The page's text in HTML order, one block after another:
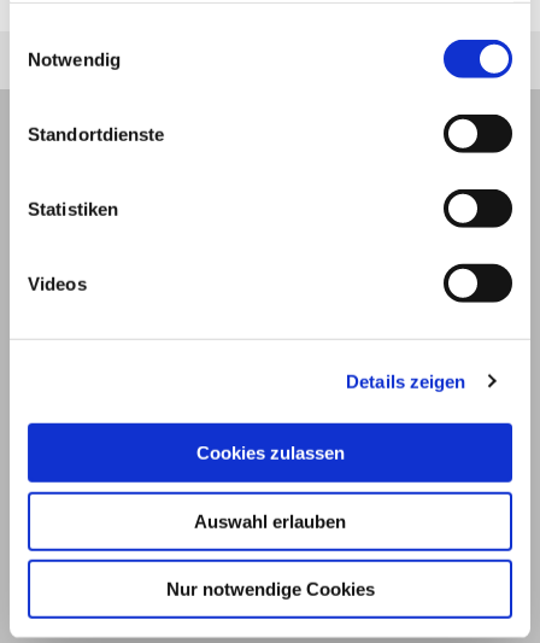
Notwendig
Standortdienste
Statistiken
Videos
Details zeigen
Cookies zulassen
Auswahl erlauben
Nur notwendige Cookies
Impressum und Nutzungsbedingungen
Datenschutz Privatsphäre
Qualitätsrichtlinien Barrierefreiheit